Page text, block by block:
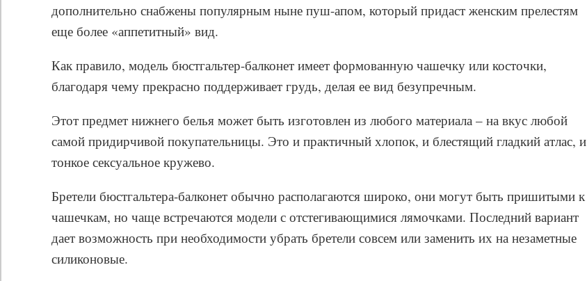
дополнительно снабжены популярным ныне пуш-апом, который придаст женским прелестям
еще более «аппетитный» вид.
Как правило, модель бюстгальтер-балконет имеет формованную чашечку или косточки,
благодаря чему прекрасно поддерживает грудь, делая ее вид безупречным.
Этот предмет нижнего белья может быть изготовлен из любого материала – на вкус любой
самой придирчивой покупательницы. Это и практичный хлопок, и блестящий гладкий атлас, и
тонкое сексуальное кружево.
Бретели бюстгальтера-балконет обычно располагаются широко, они могут быть пришитыми к
чашечкам, но чаще встречаются модели с отстегивающимися лямочками. Последний вариант
дает возможность при необходимости убрать бретели совсем или заменить их на незаметные
силиконовые.